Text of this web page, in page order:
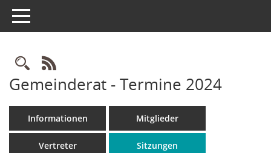
Toggle navigation
Rechercheauswahl
RSS-Feed
Gemeinderat - Termine 2024
Informationen Mitglieder
Vertreter Sitzungen